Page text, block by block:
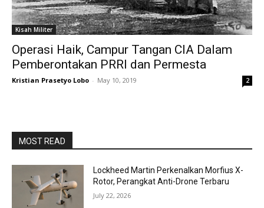
Kisah Militer
Operasi Haik, Campur Tangan CIA Dalam
Pemberontakan PRRI dan Permesta
Kristian Prasetyo Lobo - May 10, 2019 2
MOST READ
Lockheed Martin Perkenalkan Morfius X-
Rotor, Perangkat Anti-Drone Terbaru
July 22, 2026